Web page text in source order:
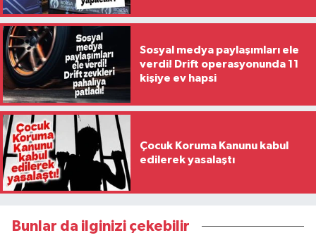
Sosyal medya paylaşımları ele
verdi! Drift operasyonunda 11
kişiye ev hapsi
Çocuk Koruma Kanunu kabul
edilerek yasalaştı
Bunlar da ilginizi çekebilir